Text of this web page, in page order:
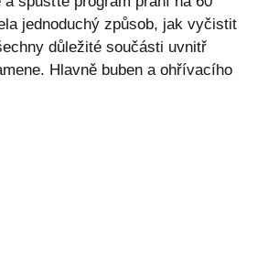
jednoduchý způsob, jak vyčistit
důležité součásti uvnitř
Hlavně buben a ohřívacího